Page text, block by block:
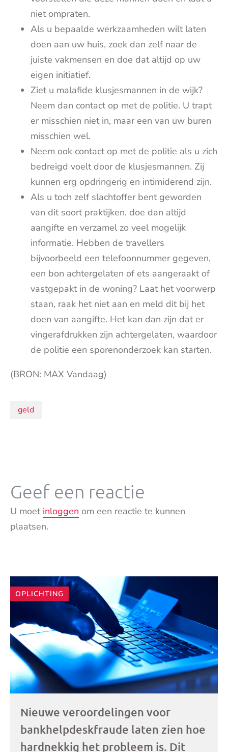
niet ompraten.
Als u bepaalde werkzaamheden wilt laten
doen aan uw huis, zoek dan zelf naar de
juiste vakmensen en doe dat altijd op uw
eigen initiatief.
Ziet u malafide klusjesmannen in de wijk?
Neem dan contact op met de politie. U trapt
er misschien niet in, maar een van uw buren
misschien wel.
Neem ook contact op met de politie als u zich
bedreigd voelt door de klusjesmannen. Zij
kunnen erg opdringerig en intimiderend zijn.
Als u toch zelf slachtoffer bent geworden
van dit soort praktijken, doe dan altijd
aangifte en verzamel zo veel mogelijk
informatie. Hebben de travellers
bijvoorbeeld een telefoonnummer gegeven,
een bon achtergelaten of ets aangeraakt of
vastgepakt in de woning? Laat het voorwerp
staan, raak het niet aan en meld dit bij het
doen van aangifte. Het kan dan zijn dat er
vingerafdrukken zijn achtergelaten, waardoor
de politie een sporenonderzoek kan starten.
(BRON: MAX Vandaag)
Onderwerpen:
geld
Geef een reactie
U moet inloggen om een reactie te kunnen
plaatsen.
Andere
artikelen
OPLICHTING
Nieuwe veroordelingen voor
bankhelpdeskfraude laten zien hoe
hardnekkig het probleem is. Dit